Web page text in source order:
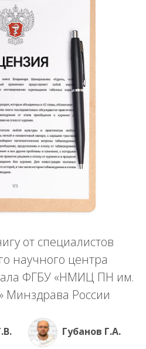
от специалистов
научного центра
ФГБУ «НМИЦ ПН им.
Минздрава России
Губанов Г.А.